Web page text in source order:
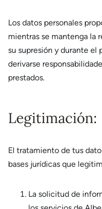
Los datos personales
mientras se mantenga la
su supresión y durante el
derivarse
prestados.
Legitimación:
El tratamiento de tus
bases jurídicas que
La solicitud de